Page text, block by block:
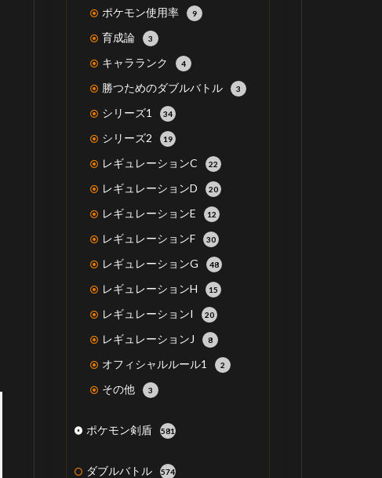
ポケモン使用率 9
育成論 3
キャラランク 4
勝つためのダブルバトル 3
シリーズ1 34
シリーズ2 19
レギュレーションC 22
レギュレーションD 20
レギュレーションE 12
レギュレーションF 30
レギュレーションG 48
レギュレーションH 15
レギュレーションI 20
レギュレーションJ 8
オフィシャルルール1 2
その他 3
ポケモン剣盾 581
ダブルバトル 574